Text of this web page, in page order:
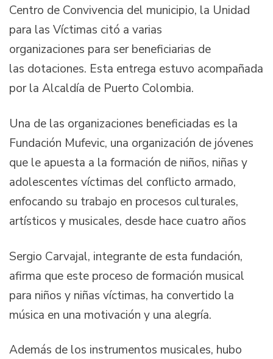
Centro de Convivencia del municipio, la Unidad
para las Víctimas citó a varias
organizaciones para ser beneficiarias de
las dotaciones. Esta entrega estuvo acompañada
por la Alcaldía de Puerto Colombia.
Una de las organizaciones beneficiadas es la
Fundación Mufevic, una organización de jóvenes
que le apuesta a la formación de niños, niñas y
adolescentes víctimas del conflicto armado,
enfocando su trabajo en procesos culturales,
artísticos y musicales, desde hace cuatro años
Sergio Carvajal, integrante de esta fundación,
afirma que este proceso de formación musical
para niños y niñas víctimas, ha convertido la
música en una motivación y una alegría.
Además de los instrumentos musicales, hubo